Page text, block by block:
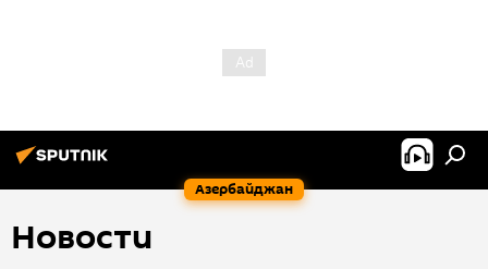
Азербайджан
Новости